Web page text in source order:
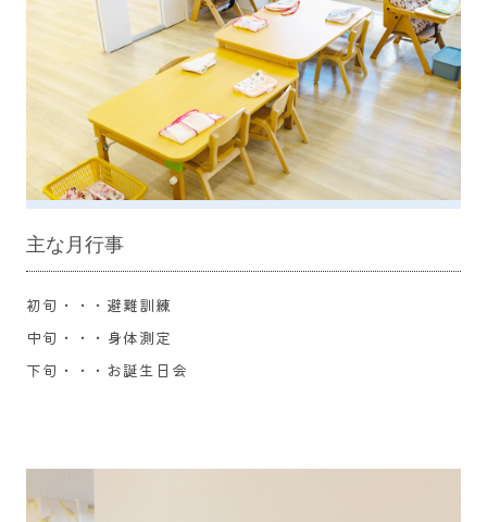
主な月行事
初旬・・・避難訓練
中旬・・・身体測定
下旬・・・お誕生日会